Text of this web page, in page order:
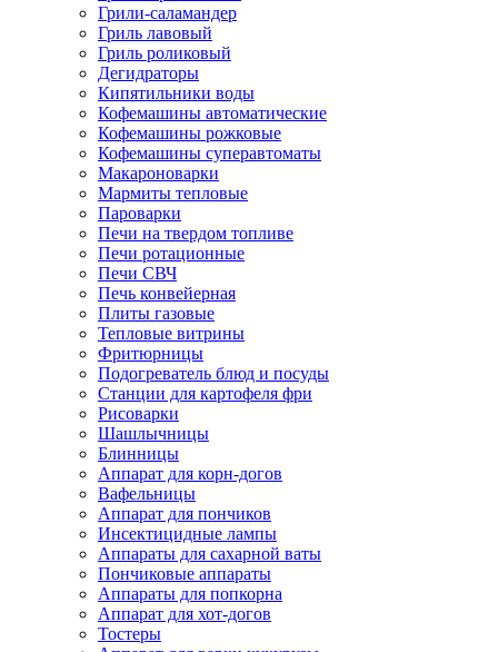
Грили-саламандер
Гриль лавовый
Гриль роликовый
Дегидраторы
Кипятильники воды
Кофемашины автоматические
Кофемашины рожковые
Кофемашины суперавтоматы
Макароноварки
Мармиты тепловые
Пароварки
Печи на твердом топливе
Печи ротационные
Печи СВЧ
Печь конвейерная
Плиты газовые
Тепловые витрины
Фритюрницы
Подогреватель блюд и посуды
Станции для картофеля фри
Рисоварки
Шашлычницы
Блинницы
Аппарат для корн-догов
Вафельницы
Аппарат для пончиков
Инсектицидные лампы
Аппараты для сахарной ваты
Пончиковые аппараты
Аппараты для попкорна
Аппарат для хот-догов
Тостеры